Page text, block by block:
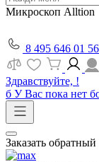
Микроскоп Alltion
8 495 646 01 56
Здравствуйте, !
б У Вас пока нет
Заказать